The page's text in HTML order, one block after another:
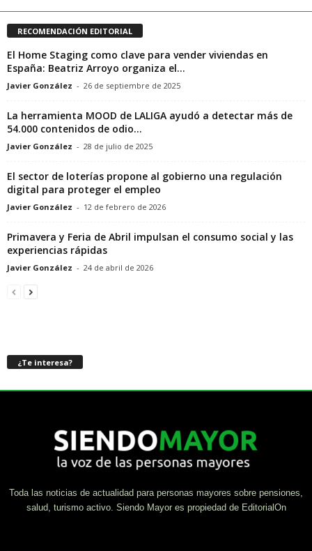
RECOMENDACIÓN EDITORIAL
El Home Staging como clave para vender viviendas en
España: Beatriz Arroyo organiza el...
Javier González - 26 de septiembre de 2025
La herramienta MOOD de LALIGA ayudó a detectar más de
54.000 contenidos de odio...
Javier González - 28 de julio de 2025
El sector de loterías propone al gobierno una regulación
digital para proteger el empleo
Javier González - 12 de febrero de 2026
Primavera y Feria de Abril impulsan el consumo social y las
experiencias rápidas
Javier González - 24 de abril de 2026
¿Te interesa?
Toda las noticias de actualidad para personas mayores sobre pensiones,
salud, turismo activo. Siendo Mayor es propiedad de EditorialOn